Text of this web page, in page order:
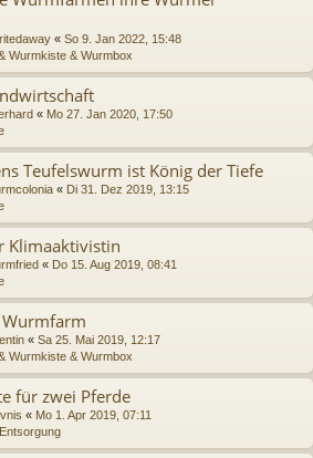
« So 9. Jan 2022, 15:48
Wurmkiste & Wurmbox
« Mo 27. Jan 2020, 17:50
Teufelswurm ist König der Tiefe
« Di 31. Dez 2019, 13:15
Klimaaktivistin
« Do 15. Aug 2019, 08:41
« Sa 25. Mai 2019, 12:17
Wurmkiste & Wurmbox
für zwei Pferde
« Mo 1. Apr 2019, 07:11